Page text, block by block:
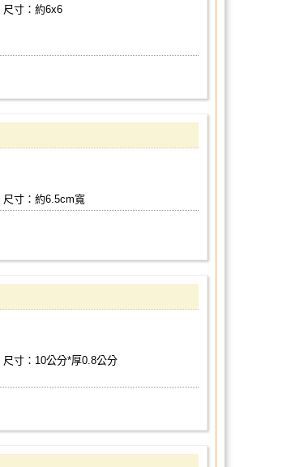
尺寸：約6x6
尺寸：約6.5cm寬
尺寸：10公分*厚0.8公分